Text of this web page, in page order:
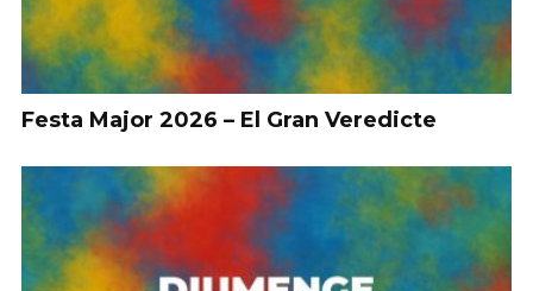
Festa Major 2026 – El Gran Veredicte